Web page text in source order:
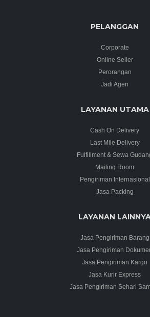
PELANGGAN
Corporate
Online Seller
Perorangan
Jadi Agen
LAYANAN UTAMA
Cash On Delivery
Last Mile Delivery
Fulfillment & Sewa
Mailing Room
Pengiriman Internasional
Jasa Packing
LAYANAN
Jasa Pengiriman Barang
Jasa Pengiriman
Jasa Pengiriman Kargo
Jasa Kurir Express
Jasa Pengiriman Sehari